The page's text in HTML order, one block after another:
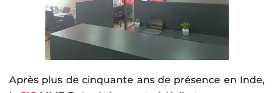
Après plus de cinquante ans de présence en Inde,